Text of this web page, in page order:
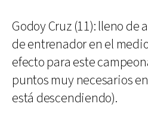
Godoy Cruz (11): lleno
de entrenador en el
efecto para este
puntos muy necesarios
está descendiendo).